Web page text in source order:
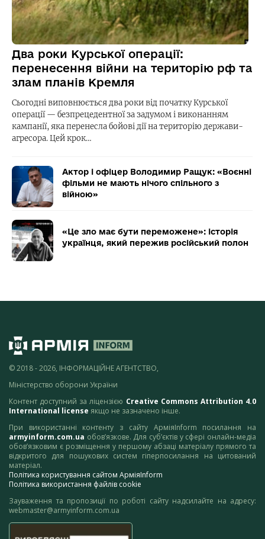
Два роки Курської операції:
перенесення війни на територію рф та
злам планів Кремля
Сьогодні виповнюється два роки від початку Курської
операції — безпрецедентної за задумом і виконанням
кампанії, яка перенесла бойові дії на територію держави-
агресора. Цей крок…
Актор і офіцер Володимир Ращук: «Воєнні
фільми не мають нічого спільного з
війною»
«Це зло має бути переможене»: історія
українця, який пережив російський полон
© 2018 - 2026, ІНФОРМАЦІЙНЕ АГЕНТСТВО,
Міністерство оборони України
Контент доступний за ліцензією Creative Commons Attribution 4.0
International license якщо не зазначено інше.
При використанні контенту з сайту АрміяInform посилання на
armyinform.com.ua обов’язкове. Для суб’єктів у сфері онлайн-медіа
обов’язковим є розміщення у першому абзаці матеріалу прямого та
відкритого для пошукових систем гіперпосилання на цитований
матеріал.
Політика користування сайтом АрміяInform
Політика використання файлів cookie
Зауваження та пропозиції по роботі сайту надсилайте на адресу:
webmaster@armyinform.com.ua